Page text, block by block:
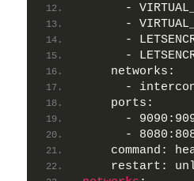
-
-
-
-
    networks:
-
    ports:
-
-
command:
restart: